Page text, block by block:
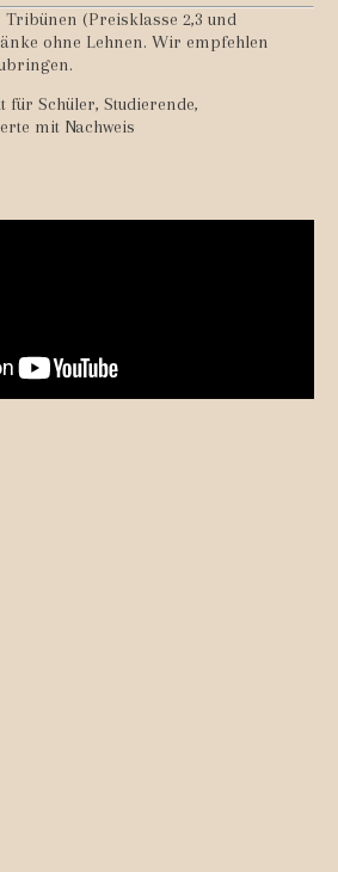
(Preisklasse 2,3 und
ohne Lehnen. Wir empfehlen
Schüler, Studierende,
mit Nachweis